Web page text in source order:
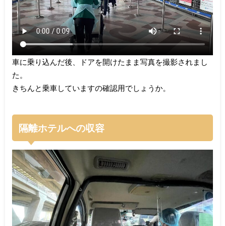
車に乗り込んだ後、ドアを開けたまま写真を撮影されまし
た。
きちんと乗車していますの確認用でしょうか。
隔離ホテルへの収容